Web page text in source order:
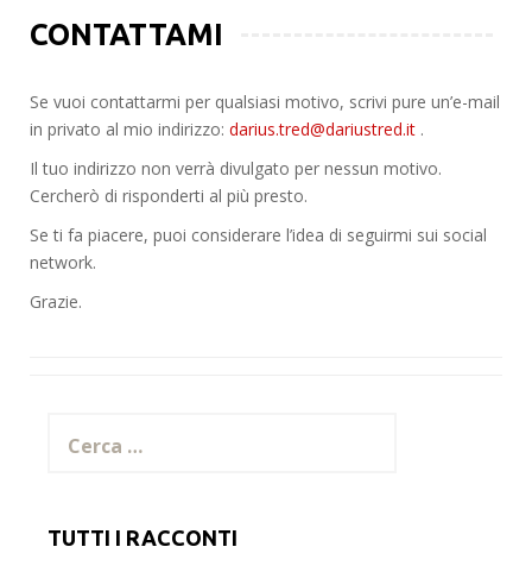
CONTATTAMI
Se vuoi contattarmi per qualsiasi motivo, scrivi pure un’e-mail
in privato al mio indirizzo: darius.tred@dariustred.it .
Il tuo indirizzo non verrà divulgato per nessun motivo.
Cercherò di risponderti al più presto.
Se ti fa piacere, puoi considerare l’idea di seguirmi sui social
network.
Grazie.
per:
TUTTI I RACCONTI